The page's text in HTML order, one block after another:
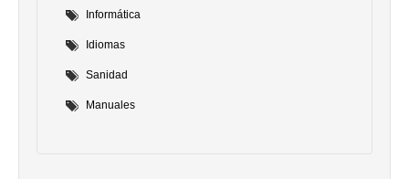
Informática
Idiomas
Sanidad
Manuales